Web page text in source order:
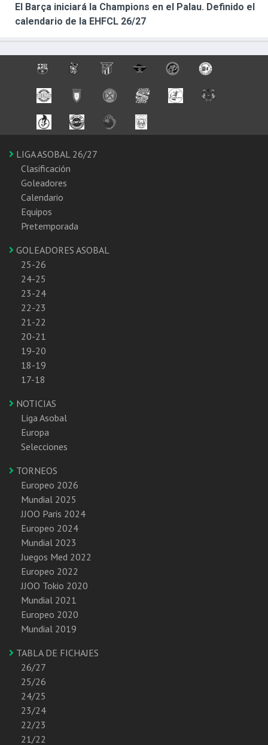
El Barça iniciará la Champions en el Palau. Definido el
calendario de la EHFCL 26/27
LIGA ASOBAL 26/27
Clasificación
Goleadores
Calendario
Equipos
Pretemporada
GOLEADORES ASOBAL
25-26
24-25
23-24
22-23
21-22
20-21
19-20
18-19
17-18
NOTICIAS
Liga Asobal
Europa
Selecciones
TORNEOS
Europeo 2026
Mundial 2025
JJOO Paris 2024
Europeo 2024
Mundial 2023
Juegos Med 2022
Europeo 2022
JJOO Tokio 2020
Mundial 2021
Europeo 2020
Mundial 2019
TABLA DE FICHAJES
26/27
25/26
24/25
23/24
22/23
21/22